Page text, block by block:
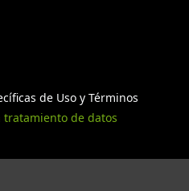
de Uso y Términos
tratamiento de datos